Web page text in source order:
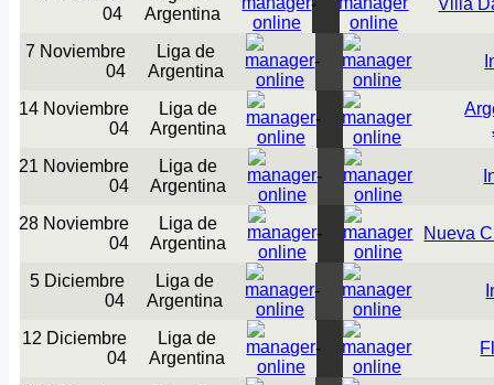
04
Argentina
- Villa
7 Noviembre
04
Liga de
Argentina
-
14 Noviembre
04
Liga de
Argentina
-
21 Noviembre
04
Liga de
Argentina
-
28 Noviembre
04
Liga de
Argentina
- Nueva
5 Diciembre
04
Liga de
Argentina
-
12 Diciembre
04
Liga de
Argentina
-